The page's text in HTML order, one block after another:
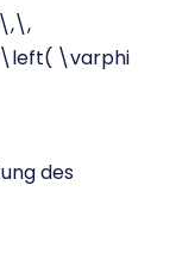
\varphi
des